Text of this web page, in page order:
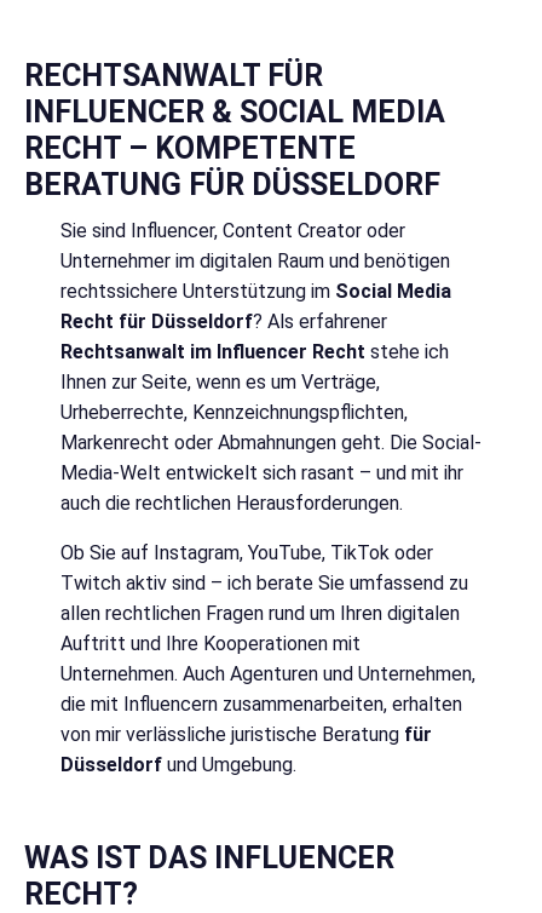
RECHTSANWALT FÜR
INFLUENCER & SOCIAL MEDIA
RECHT – KOMPETENTE
BERATUNG FÜR DÜSSELDORF
Sie sind Influencer, Content Creator oder
Unternehmer im digitalen Raum und benötigen
rechtssichere Unterstützung im Social Media
Recht für Düsseldorf? Als erfahrener
Rechtsanwalt im Influencer Recht stehe ich
Ihnen zur Seite, wenn es um Verträge,
Urheberrechte, Kennzeichnungspflichten,
Markenrecht oder Abmahnungen geht. Die Social-
Media-Welt entwickelt sich rasant – und mit ihr
auch die rechtlichen Herausforderungen.
Ob Sie auf Instagram, YouTube, TikTok oder
Twitch aktiv sind – ich berate Sie umfassend zu
allen rechtlichen Fragen rund um Ihren digitalen
Auftritt und Ihre Kooperationen mit
Unternehmen. Auch Agenturen und Unternehmen,
die mit Influencern zusammenarbeiten, erhalten
von mir verlässliche juristische Beratung für
Düsseldorf und Umgebung.
WAS IST DAS INFLUENCER
RECHT?